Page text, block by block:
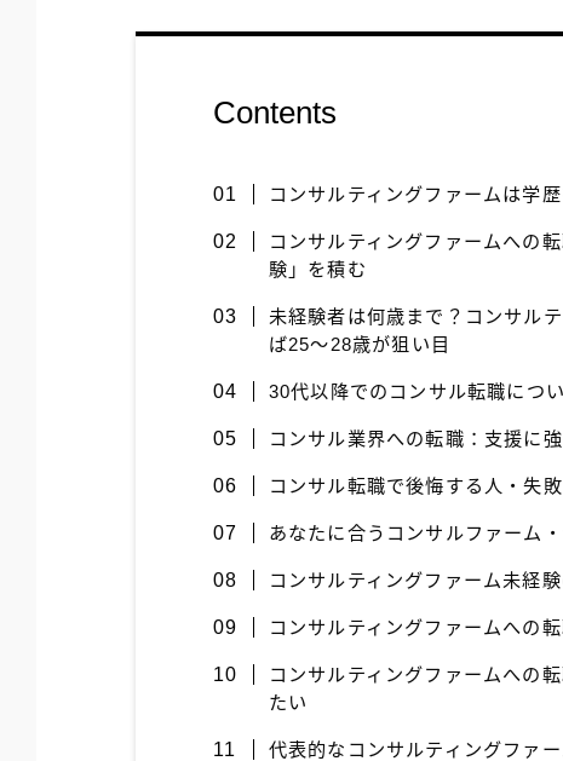
Contents
コンサルティングファームは学
コンサルティングファームへの
験」を積む
未経験者は何歳まで？コンサル
ば25〜28歳が狙い目
30代以降でのコンサル転職につ
コンサル業界への転職：支援に
コンサル転職で後悔する人・失
あなたに合うコンサルファーム
コンサルティングファーム未経
コンサルティングファームへの
コンサルティングファームへの
たい
代表的なコンサルティングファ